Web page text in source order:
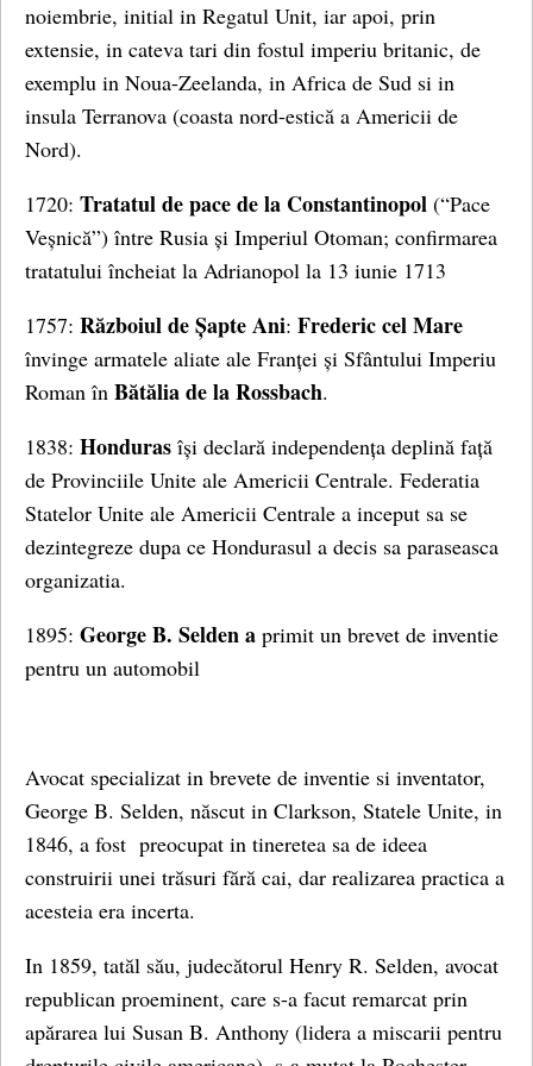
noiembrie, initial in Regatul Unit, iar apoi, prin
extensie, in cateva tari din fostul imperiu britanic, de
exemplu in Noua-Zeelanda, in Africa de Sud si in
insula Terranova (coasta nord-estică a Americii de
Nord).
1720: Tratatul de pace de la Constantinopol (“Pace
Veșnică”) între Rusia și Imperiul Otoman; confirmarea
tratatului încheiat la Adrianopol la 13 iunie 1713
1757: Războiul de Șapte Ani: Frederic cel Mare
învinge armatele aliate ale Franței și Sfântului Imperiu
Roman în Bătălia de la Rossbach.
1838: Honduras își declară independența deplină față
de Provinciile Unite ale Americii Centrale. Federatia
Statelor Unite ale Americii Centrale a inceput sa se
dezintegreze dupa ce Hondurasul a decis sa paraseasca
organizatia.
1895: George B. Selden a primit un brevet de inventie
pentru un automobil
Avocat specializat in brevete de inventie si inventator,
George B. Selden, născut in Clarkson, Statele Unite, in
1846, a fost preocupat in tineretea sa de ideea
construirii unei trăsuri fără cai, dar realizarea practica a
acesteia era incerta.
In 1859, tatăl său, judecătorul Henry R. Selden, avocat
republican proeminent, care s-a facut remarcat prin
apărarea lui Susan B. Anthony (lidera a miscarii pentru